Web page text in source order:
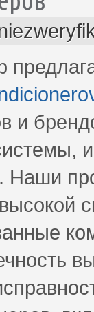
и
Наши